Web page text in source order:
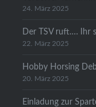
24. März 2025
Der TSV ruft…. Ihr
22. März 2025
Hobby Horsing
20. März 2025
Einladung zur